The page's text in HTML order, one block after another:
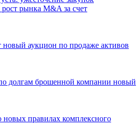
рынка M&A за счет
новый аукцион по продаже активов
долгам брошенной компании новый
новых правилах комплексного